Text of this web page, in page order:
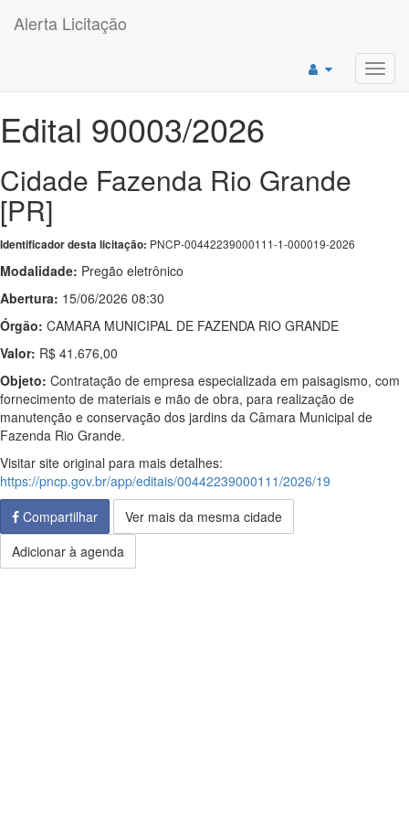
Alerta Licitação
Edital 90003/2026
Cidade Fazenda Rio Grande
[PR]
Identificador desta licitação: PNCP-00442239000111-1-000019-2026
Modalidade: Pregão eletrônico
Abertura: 15/06/2026 08:30
Órgão: CAMARA MUNICIPAL DE FAZENDA RIO GRANDE
Valor: R$ 41.676,00
Objeto: Contratação de empresa especializada em paisagismo, com
fornecimento de materiais e mão de obra, para realização de
manutenção e conservação dos jardins da Câmara Municipal de
Fazenda Rio Grande.
Visitar site original para mais detalhes:
https://pncp.gov.br/app/editais/00442239000111/2026/19
Compartilhar
Ver mais da mesma cidade
Adicionar à agenda